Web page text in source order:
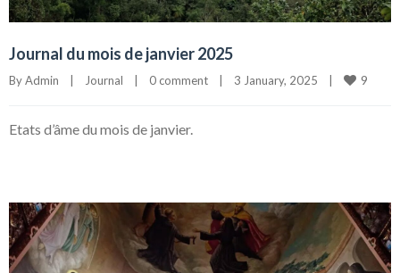
Journal du mois de janvier 2025
By Admin | Journal | 0 comment | 3 January, 2025 | 9
Etats d’âme du mois de janvier.